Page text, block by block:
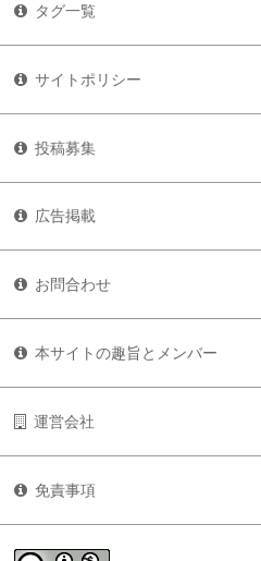
タグ一覧
サイトポリシー
投稿募集
広告掲載
お問合わせ
本サイトの趣旨とメンバー
運営会社
免責事項